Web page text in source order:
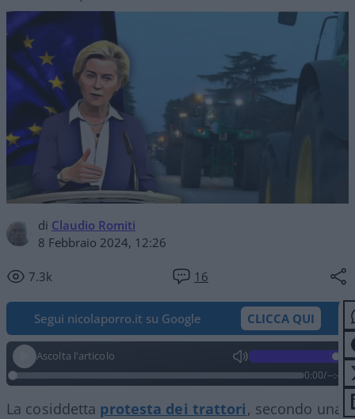
di Claudio Romiti
8 Febbraio 2024, 12:26
7.3k 16
Segui nicolaporro.it su Google CLICCA QUI
Ascolta l'articolo
0:00/--:--
La cosiddetta protesta dei trattori, secondo una